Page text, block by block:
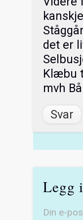
det er
Klæbu
mvh
Svar
Legg
Din e-